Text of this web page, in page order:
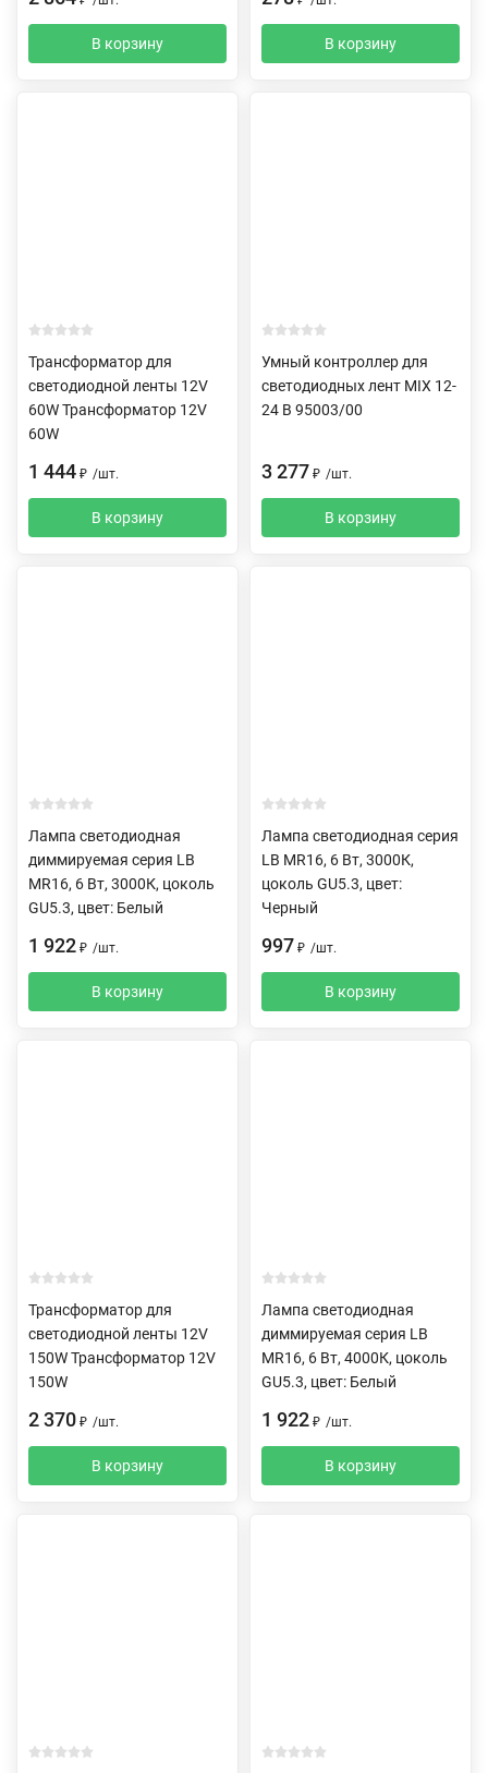
В корзину В корзину
Трансформатор для
светодиодной ленты 12V
60W Трансформатор 12V
60W
1 444 ₽ /шт.
В корзину
Умный контроллер для
светодиодных лент MIX 12-
24 В 95003/00
3 277 ₽ /шт.
В корзину
Лампа светодиодная
диммируемая серия LB
MR16, 6 Вт, 3000К, цоколь
GU5.3, цвет: Белый
1 922 ₽ /шт.
В корзину
Лампа светодиодная серия
LB MR16, 6 Вт, 3000К,
цоколь GU5.3, цвет:
Черный
997 ₽ /шт.
В корзину
Трансформатор для
светодиодной ленты 12V
150W Трансформатор 12V
150W
2 370 ₽ /шт.
В корзину
Лампа светодиодная
диммируемая серия LB
MR16, 6 Вт, 4000К, цоколь
GU5.3, цвет: Белый
1 922 ₽ /шт.
В корзину